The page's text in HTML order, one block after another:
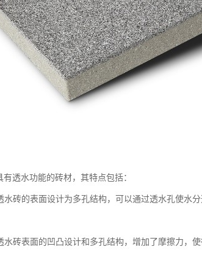
透水功能的砖材，其特点包括：
水砖的表面设计为多孔结构，可以通过透水孔使水
水砖表面的凹凸设计和多孔结构，增加了摩擦力，